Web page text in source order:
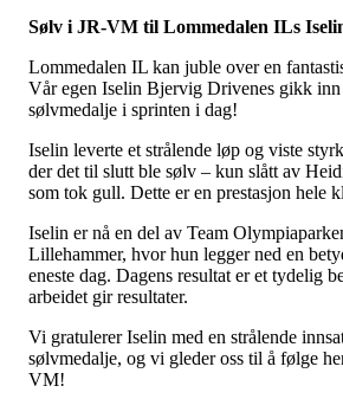
Sølv i JR-VM til Lommedalen ILs
Lommedalen IL kan juble over en
Vår egen Iselin Bjervig Drivenes gikk
sølvmedalje i sprinten i dag!
Iselin leverte et strålende løp og viste
der det til slutt ble sølv – kun slått av
som tok gull. Dette er en prestasjon hele
Iselin er nå en del av Team
Lillehammer, hvor hun legger ned en
eneste dag. Dagens resultat er et tydelig
arbeidet gir resultater.
Vi gratulerer Iselin med en strålende
sølvmedalje, og vi gleder oss til å følge
VM!